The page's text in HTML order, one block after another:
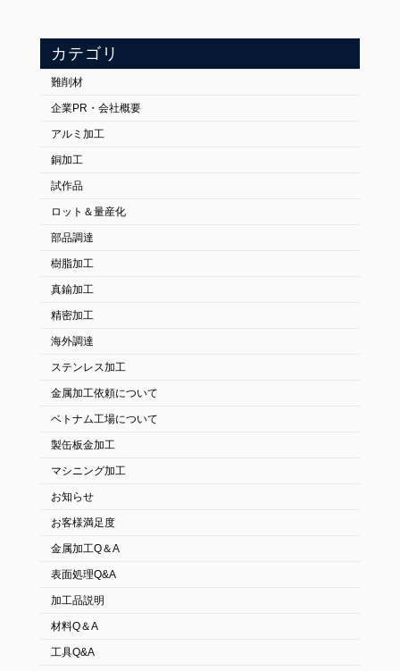
カテゴリ
難削材
企業PR・会社概要
アルミ加工
銅加工
試作品
ロット＆量産化
部品調達
樹脂加工
真鍮加工
精密加工
海外調達
ステンレス加工
金属加工依頼について
ベトナム工場について
製缶板金加工
マシニング加工
お知らせ
お客様満足度
金属加工Q＆A
表面処理Q&A
加工品説明
材料Q＆A
工具Q&A